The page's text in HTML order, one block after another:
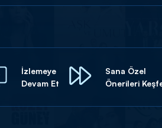
İzlemeye
Devam Et
Sana Özel
Önerileri